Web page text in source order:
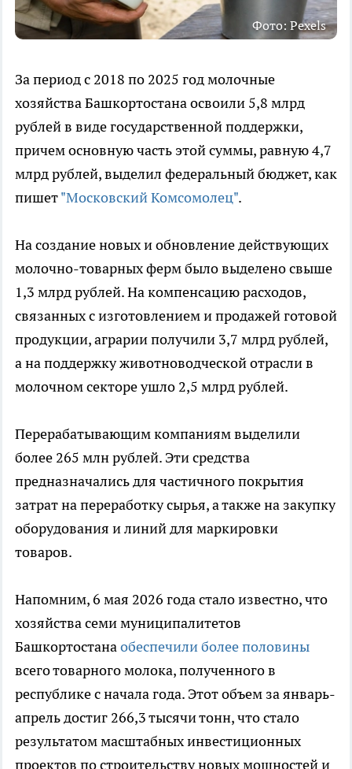
Фото: Pexels
За период с 2018 по 2025 год молочные
хозяйства Башкортостана освоили 5,8 млрд
рублей в виде государственной поддержки,
причем основную часть этой суммы, равную 4,7
млрд рублей, выделил федеральный бюджет, как
пишет"Московский Комсомолец".
На создание новых и обновление действующих
молочно-товарных ферм было выделено свыше
1,3 млрд рублей. На компенсацию расходов,
связанных с изготовлением и продажей готовой
продукции, аграрии получили 3,7 млрд рублей,
а на поддержку животноводческой отрасли в
молочном секторе ушло 2,5 млрд рублей.
Перерабатывающим компаниям выделили
более 265 млн рублей. Эти средства
предназначались для частичного покрытия
затрат на переработку сырья, а также на закупку
оборудования и линий для маркировки
товаров.
Напомним, 6 мая 2026 года стало известно, что
хозяйства семи муниципалитетов
Башкортостанаобеспечили более половины
всего товарного молока, полученного в
республике с начала года. Этот объем за январь-
апрель достиг 266,3 тысячи тонн, что стало
результатом масштабных инвестиционных
проектов по строительству новых мощностей и